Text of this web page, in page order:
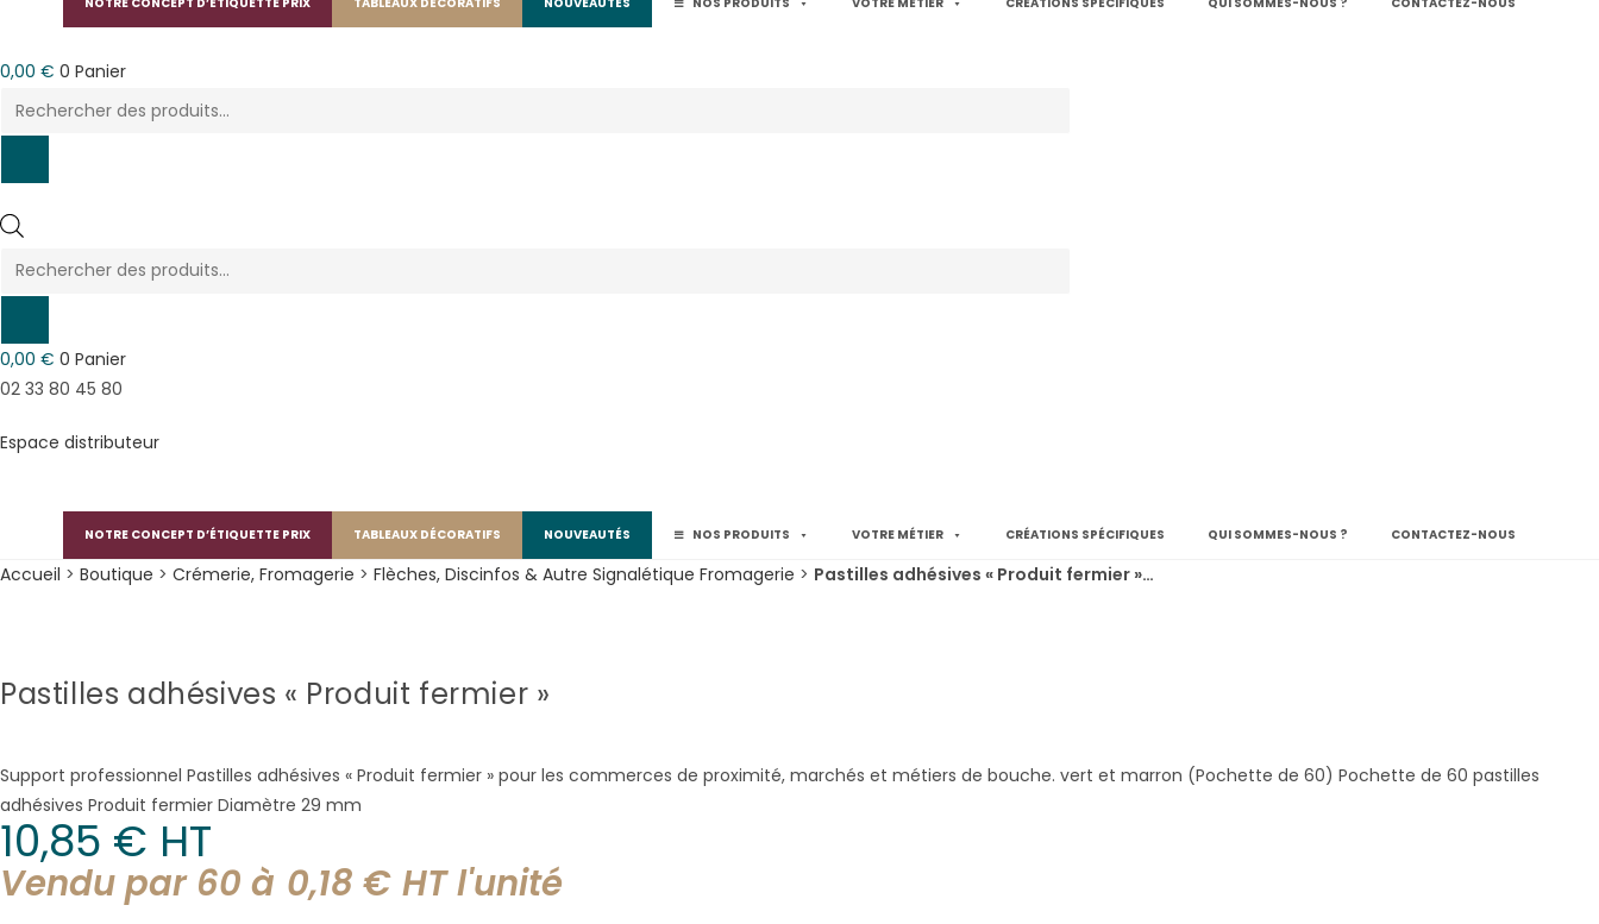
0,00 € 0 Panier
Recherche
de
Recherche
0,00 € 0 Panier
02 33 80 45 80
Espace distributeur
NOTRE CONCEPT D’ÉTIQUETTE PRIX TABLEAUX DÉCORATIFS NOUVEAUTÉS NOS PRODUITS VOTRE MÉTIER CRÉATIONS SPÉCIFIQUES QUI SOMMES-NOUS ? CONTACTEZ-NOUS
Accueil > Boutique > Crémerie, Fromagerie > Flèches, Discinfos & Autre Signalétique Fromagerie > Pastilles adhésives « Produit fermier »…
Pastilles adhésives « Produit fermier »
Support professionnel Pastilles adhésives « Produit fermier » pour les commerces de proximité, marchés et métiers de bouche. vert et marron (Pochette de 60) Pochette de 60 pastilles
adhésives Produit fermier Diamètre 29 mm
10,85 € HT
Vendu par 60 à 0,18 € HT l'unité